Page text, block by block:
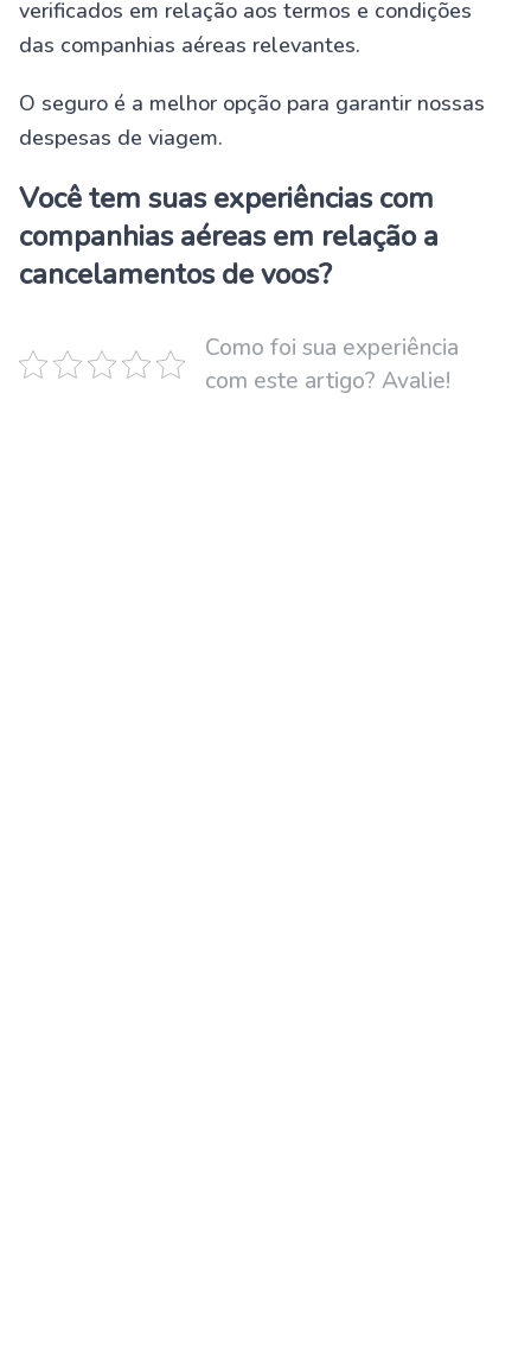
verificados em relação aos termos e condições
das companhias aéreas relevantes.
O seguro é a melhor opção para garantir nossas
despesas de viagem.
Você tem suas experiências com
companhias aéreas em relação a
cancelamentos de voos?
Como foi sua experiência
com este artigo? Avalie!